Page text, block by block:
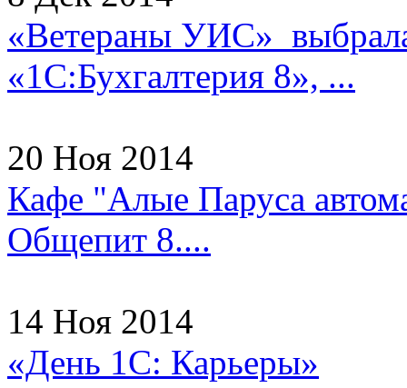
«Ветераны УИС»
«1С:Бухгалтерия 8», ...
20 Ноя 2014
Кафе "Алые Паруса
Общепит 8....
14 Ноя 2014
«День 1С: Карьеры»